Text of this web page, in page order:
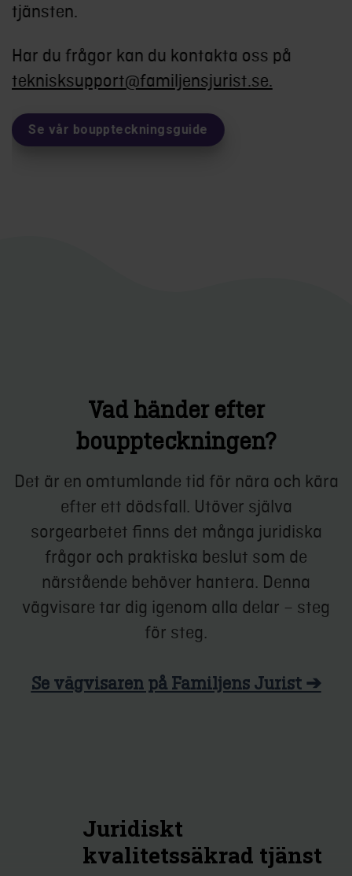
tjänsten.
Har du frågor kan du kontakta oss på
teknisksupport@familjensjurist.se.
Se vår bouppteckningsguide
Vad händer efter
bouppteckningen?
Det är en omtumlande tid för nära och kära
efter ett dödsfall. Utöver själva
sorgearbetet finns det många juridiska
frågor och praktiska beslut som de
närstående behöver hantera. Denna
vägvisare tar dig igenom alla delar – steg
för steg.
Se vägvisaren på Familjens Jurist ➔
Juridiskt
kvalitetssäkrad tjänst